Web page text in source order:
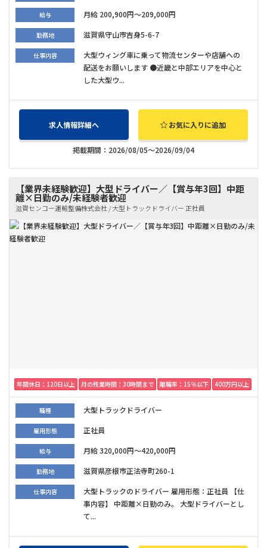
給与 月給 200,900円～209,000円
勤務地 滋賀県守山市吉身5-6-7
仕事内容
大型ウィング車に乗って物流センターや店舗への
配送をお願いします ●近畿と中部エリアを中心と
した大型ウ...
求人情報詳細へ お気に入りに追加
掲載期間：2026/08/05～2026/09/04
【業界未経験歓迎】大型ドライバー／【賞与年3回】中距
離×日勤のみ/未経験者歓迎
滋賀センコー運輸整備株式会社 / 大型トラックドライバー 正社員
年間休日：120日以上 月の残業時間：30時間まで 離職率：15％以下 400万円以上
職種 大型トラックドライバー
雇用形態 正社員
給与 月給 320,000円～420,000円
勤務地 滋賀県彦根市正法寺町260-1
仕事内容
大型トラックのドライバー 雇用形態：正社員 【仕
事内容】 中距離×日勤のみ。 大型ドライバーとし
て...